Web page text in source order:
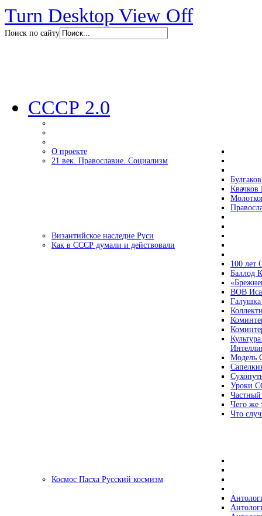
Turn Desktop View Off
Поиск по сайту
СССР 2.0
О проекте
21 век. Православие. Социализм
Византийское наследие Руси
Как в СССР думали и действовали
100 лет
Баллод
ВОВ
Модель
Уроки
Чего же
Что
Космос Пасха Русский космизм